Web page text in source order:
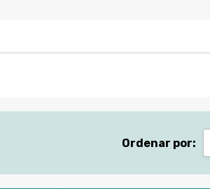
Ordenar por: